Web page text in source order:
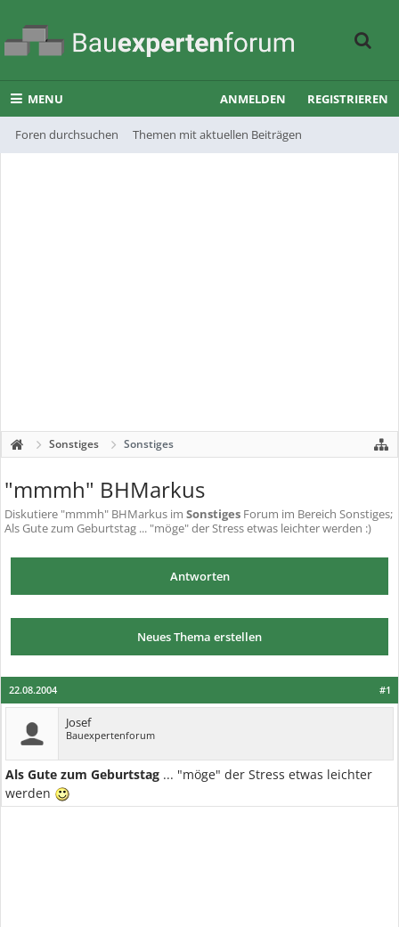
MENU
Foren durchsuchen Themen mit aktuellen Beiträgen
ANMELDEN REGISTRIEREN
Sonstiges Sonstiges
"mmmh" BHMarkus
Diskutiere "mmmh" BHMarkus im Sonstiges Forum im Bereich Sonstiges;
Als Gute zum Geburtstag ... "möge" der Stress etwas leichter werden :)
Antworten
Neues Thema erstellen
#1
22.08.2004
Josef
Bauexpertenforum
Als Gute zum Geburtstag ... "möge" der Stress etwas leichter
werden